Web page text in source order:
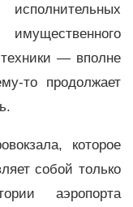
техники — вполне
то продолжает
которое
собой только
аэропорта